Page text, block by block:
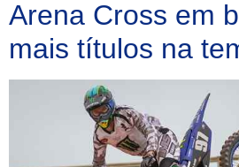
Arena Cross em
mais títulos na